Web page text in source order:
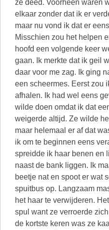
ze deed. Voorheen waren
elkaar zonder dat ik er
maar nu vond ik dat er
Misschien zou het helpen
hoofd een volgende keer
gaan. Ik merkte dat ik geil
daar voor me zag. Ik ging
een scheermes. Eerst zou
afhalen. Ik had wel eens
wilde doen omdat ik dat
weigerde altijd. Ze wilde
maar helemaal er af dat
ik om te beginnen eens
spreidde ik haar benen en
naast de bank liggen. Ik
beetje nat en spoot er wat
spuitbus op. Langzaam
het haar te verwijderen.
spul want ze verroerde
de kortste keren was ze